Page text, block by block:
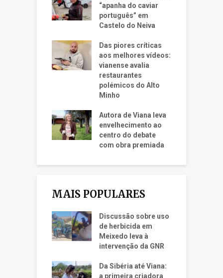
“apanha do caviar
português” em
Castelo do Neiva
Das piores críticas
aos melhores vídeos:
vianense avalia
restaurantes
polémicos do Alto
Minho
Autora de Viana leva
envelhecimento ao
centro do debate
com obra premiada
MAIS POPULARES
Discussão sobre uso
de herbicida em
Meixedo leva à
intervenção da GNR
Da Sibéria até Viana:
a primeira criadora